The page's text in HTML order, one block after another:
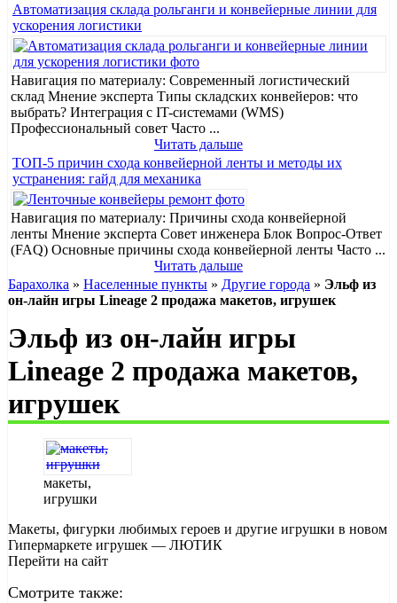
Автоматизация склада рольганги и конвейерные линии для
ускорения логистики
Навигация по материалу: Современный логистический
склад Мнение эксперта Типы складских конвейеров: что
выбрать? Интеграция с IT-системами (WMS)
Профессиональный совет Часто ...
Читать дальше
ТОП-5 причин схода конвейерной ленты и методы их
устранения: гайд для механика
Навигация по материалу: Причины схода конвейерной
ленты Мнение эксперта Совет инженера Блок Вопрос-Ответ
(FAQ) Основные причины схода конвейерной ленты Часто ...
Читать дальше
Барахолка » Населенные пункты » Другие города » Эльф из
он-лайн игры Lineage 2 продажа макетов, игрушек
Эльф из он-лайн игры
Lineage 2 продажа макетов,
игрушек
макеты,
игрушки
Макеты, фигурки любимых героев и другие игрушки в новом
Гипермаркете игрушек — ЛЮТИК
Перейти на сайт
Смотрите также: